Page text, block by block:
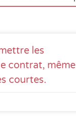
les
contrat, même
courtes.